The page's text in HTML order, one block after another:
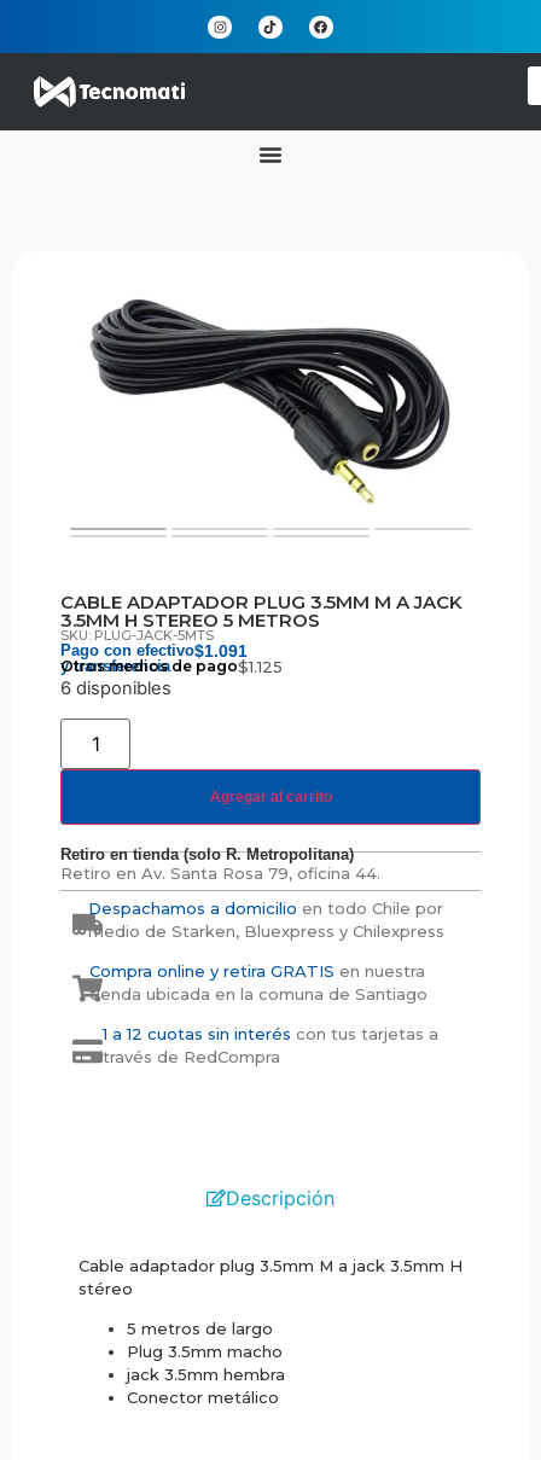
CABLE ADAPTADOR PLUG 3.5MM M A JACK
3.5MM H STEREO 5 METROS
SKU: PLUG-JACK-5MTS
Pago con efectivo
y transferencia
$1.091
Otros medios de pago$1.125
6 disponibles
Agregar al carrito
Retiro en tienda (solo R. Metropolitana)
Retiro en Av. Santa Rosa 79, oficina 44.
Despachamos a domicilio en todo Chile por
medio de Starken, Bluexpress y Chilexpress
Compra online y retira GRATIS en nuestra
tienda ubicada en la comuna de Santiago
1 a 12 cuotas sin interés con tus tarjetas a
través de RedCompra
Descripción
Cable adaptador plug 3.5mm M a jack 3.5mm H
stéreo
5 metros de largo
Plug 3.5mm macho
jack 3.5mm hembra
Conector metálico